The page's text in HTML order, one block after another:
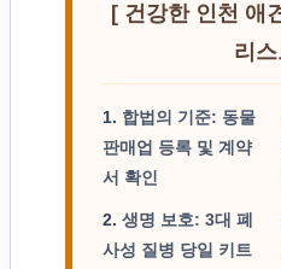
[ 건강한 인천 애
리스
1. 합법의 기준: 동물
판매업 등록 및 계약
서 확인
2. 생명 보호: 3대 폐
사성 질병 당일 키트